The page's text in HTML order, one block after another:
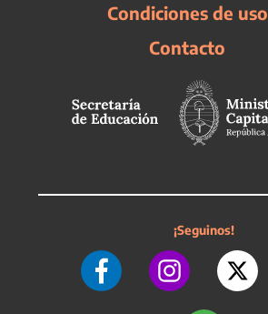
Condiciones de uso
Contacto
¡Seguinos!